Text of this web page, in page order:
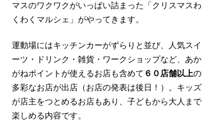
マスのワクワクがいっぱい詰まった「クリスマスわ
くわくマルシェ」がやってきます。
運動場にはキッチンカーがずらりと並び、人気スイ
ーツ・ドリンク・雑貨・ワークショップなど、あか
がねポイントが使えるお店も含めて ６０店舗以上の
多彩なお店が出店（お店の発表は後日！）。キッズ
が店主をつとめるお店もあり、子どもから大人まで
楽しめる内容です。